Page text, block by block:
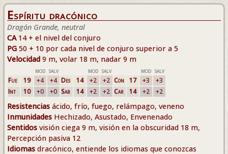
Espíritu dracónico
Dragón Grande, neutral
CA14 + el nivel del conjuro
PG 50 + 10 por cada nivel de conjuro superior a 5
Velocidad 9 m, volar 18 m, nadar 9 m
MOD SALV MOD SALV MOD SALV
Fue 19 +4 +4 Des 14 +2 +2 Con 17 +3
+3
Int
10 +0 +0 Sab 14 +2 +2 Car 14 +2 +2
Resistencias ácido, frío, fuego, relámpago, veneno
Inmunidades Hechizado, Asustado, Envenenado
Sentidos visión ciega 9 m, visión en la obscuridad 18 m,
Percepción pasiva 12
Idiomas dracónico, entiende los idiomas que conozcas